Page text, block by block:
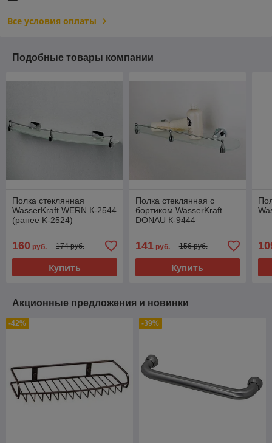
Все условия оплаты
Подобные товары компании
Полка стеклянная
WasserKraft WERN К-2544
(ранее K-2524)
160 руб. 174 руб.
Купить
Полка стеклянная с
бортиком WasserKraft
DONAU К-9444
141руб. 156 руб.
Купить
Акционные предложения и новинки
-42% -39%